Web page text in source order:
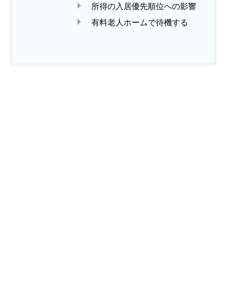
所得の入居優先順位への影響
有料老人ホームで待機する